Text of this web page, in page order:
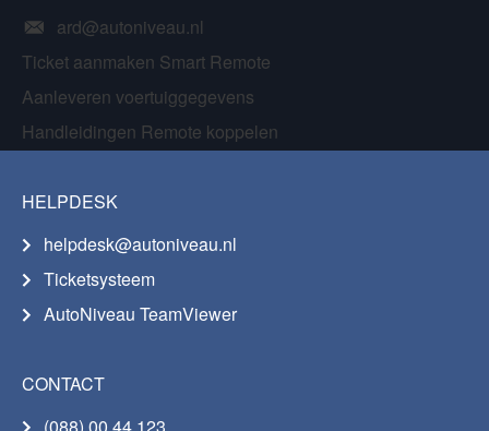
ard@autoniveau.nl
Ticket aanmaken Smart Remote
Aanleveren voertuiggegevens
Handleidingen Remote koppelen
HELPDESK
helpdesk@autoniveau.nl
Ticketsysteem
AutoNiveau TeamViewer
CONTACT